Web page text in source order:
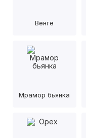
Венге
Мрамор бьянка